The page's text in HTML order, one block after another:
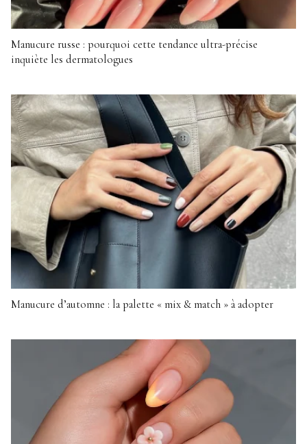
Manucure russe : pourquoi cette tendance ultra-précise
inquiète les dermatologues
Manucure d’automne : la palette « mix & match » à adopter